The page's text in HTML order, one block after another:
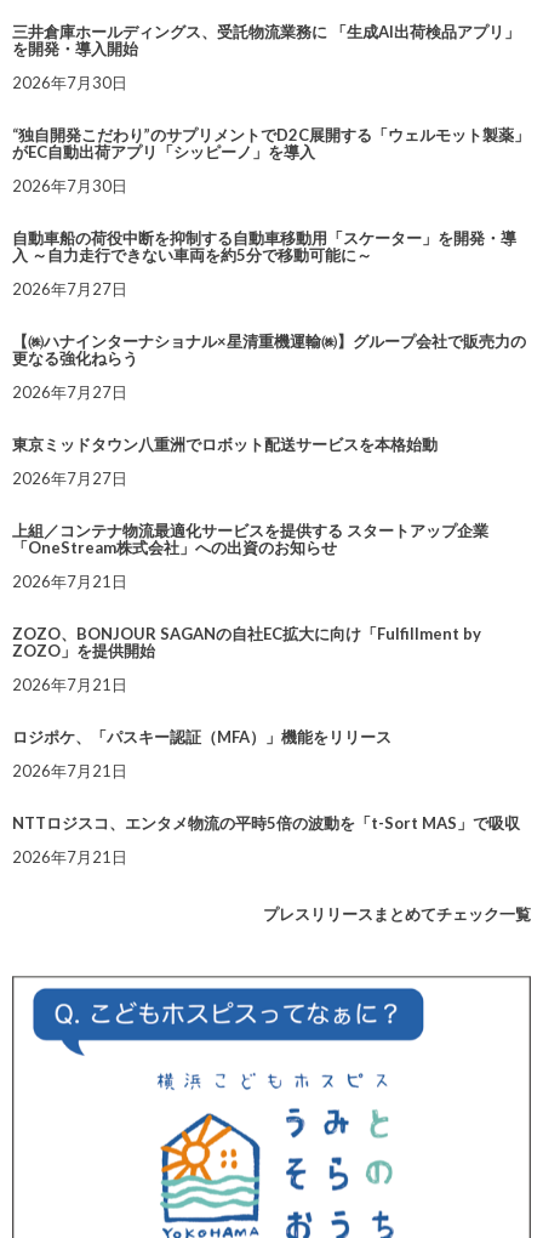
三井倉庫ホールディングス、受託物流業務に 「生成AI出荷検品アプリ」
を開発・導入開始
2026年7月30日
“独自開発こだわり”のサプリメントでD2C展開する「ウェルモット製薬」
がEC自動出荷アプリ「シッピーノ」を導入
2026年7月30日
自動車船の荷役中断を抑制する自動車移動用「スケーター」を開発・導
入 ～自力走行できない車両を約5分で移動可能に～
2026年7月27日
【㈱ハナインターナショナル×星清重機運輸㈱】グループ会社で販売力の
更なる強化ねらう
2026年7月27日
東京ミッドタウン八重洲でロボット配送サービスを本格始動
2026年7月27日
上組／コンテナ物流最適化サービスを提供する スタートアップ企業
「OneStream株式会社」への出資のお知らせ
2026年7月21日
ZOZO、BONJOUR SAGANの自社EC拡大に向け「Fulfillment by
ZOZO」を提供開始
2026年7月21日
ロジポケ、「パスキー認証（MFA）」機能をリリース
2026年7月21日
NTTロジスコ、エンタメ物流の平時5倍の波動を「t-Sort MAS」で吸収
2026年7月21日
プレスリリースまとめてチェック一覧